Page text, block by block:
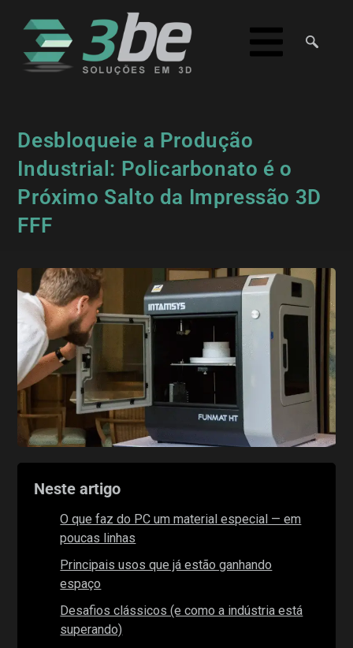
Desbloqueie a Produção
Industrial: Policarbonato é o
Próximo Salto da Impressão 3D
FFF
Neste artigo
O que faz do PC um material especial — em
poucas linhas
Principais usos que já estão ganhando
espaço
Desafios clássicos (e como a indústria está
superando)